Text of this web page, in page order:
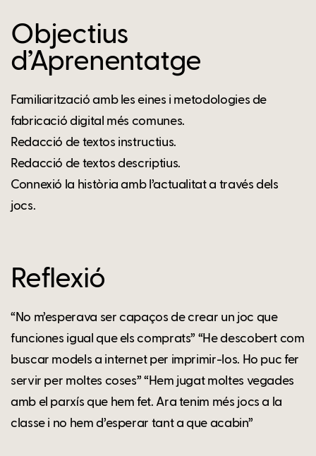
Objectius
d’Aprenentatge
Familiarització amb les eines i metodologies de
fabricació digital més comunes.
Redacció de textos instructius.
Redacció de textos descriptius.
Connexió la història amb l’actualitat a través dels
jocs.
Reflexió
“No m’esperava ser capaços de crear un joc que
funciones igual que els comprats” “He descobert com
buscar models a internet per imprimir-los. Ho puc fer
servir per moltes coses” “Hem jugat moltes vegades
amb el parxís que hem fet. Ara tenim més jocs a la
classe i no hem d’esperar tant a que acabin”